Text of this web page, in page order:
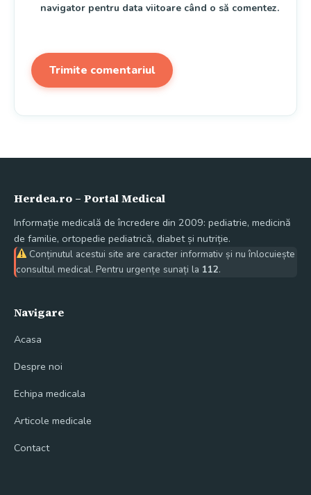
navigator pentru data viitoare când o să comentez.
Herdea.ro – Portal Medical
Informație medicală de încredere din 2009: pediatrie, medicină
de familie, ortopedie pediatrică, diabet și nutriție.
Conținutul acestui site are caracter informativ și nu înlocuiește
consultul medical. Pentru urgențe sunați la 112.
Navigare
Acasa
Despre noi
Echipa medicala
Articole medicale
Contact